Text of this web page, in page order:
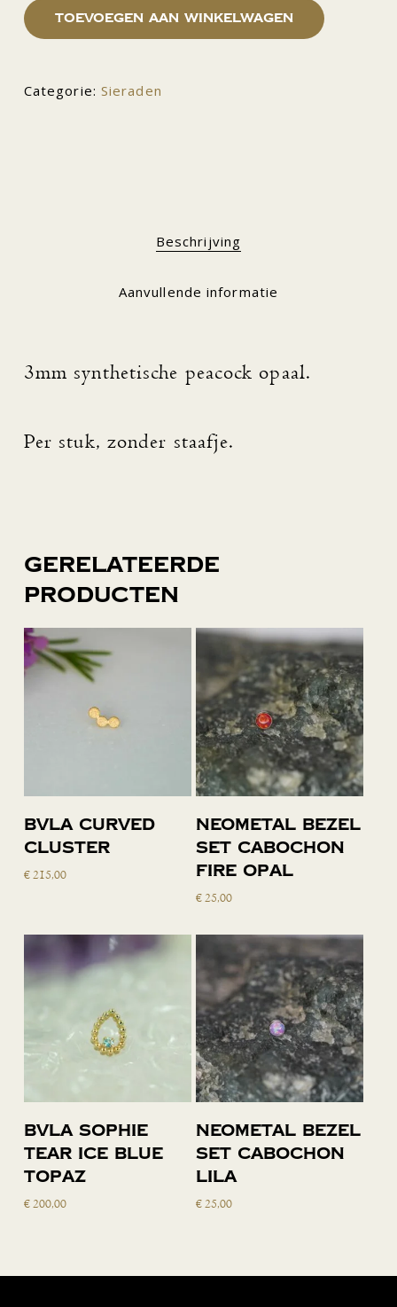
Toevoegen aan winkelwagen
Categorie: Sieraden
Beschrijving
Aanvullende informatie
3mm synthetische peacock opaal.
Per stuk, zonder staafje.
Gerelateerde
producten
Toevoegen
aan
BVLA curved
cluster
€215,00
Toevoegen
aan
Neometal bezel
set cabochon
fire opal
€25,00
Toevoegen
aan
winkelwagen
BVLA Sophie
Tear Ice Blue
Topaz
€200,00
Toevoegen
aan
winkelwagen
Neometal bezel
set cabochon
lila
€25,00